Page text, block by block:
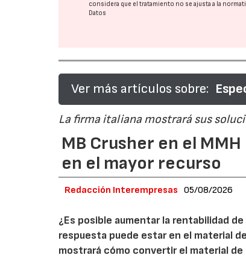
considera que el tratamiento no se ajusta a la
Datos
Ver más artículos sobre:
La firma italiana mostrará sus
MB Crusher en el
en el mayor recurso
Redacción Interempresas 05/08/2026
¿Es posible aumentar la rentabilidad
respuesta puede estar en el material
mostrará cómo convertir el material